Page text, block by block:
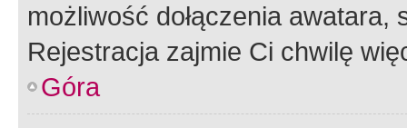
możliwość dołączenia
Rejestracja zajmie Ci chwilę
Góra